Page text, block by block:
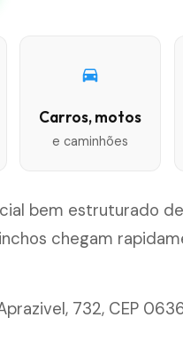
Carros, motos
e caminhões
bem estruturado
chegam
732, CEP